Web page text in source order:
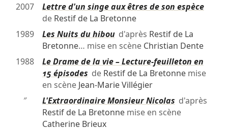
2007
Lettre d'un singe aux êtres de son espèce
de Restif de La Bretonne
1989
Les Nuits du hiboud'après Restif de La
Bretonne… mise en scène Christian Dente
1988
Le Drame de la vie – Lecture-feuilleton en
15 épisodes de Restif de La Bretonnemise
en scène Jean-Marie Villégier
″
L'Extraordinaire Monsieur Nicolas d'après
Restif de La Bretonnemise en scène
Catherine Brieux